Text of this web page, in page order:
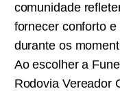
comunidade
fornecer conforto
durante os
Ao escolher a
Rodovia Vereador